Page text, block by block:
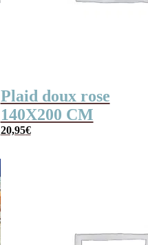
Plaid doux rose
140X200 CM
20,95€